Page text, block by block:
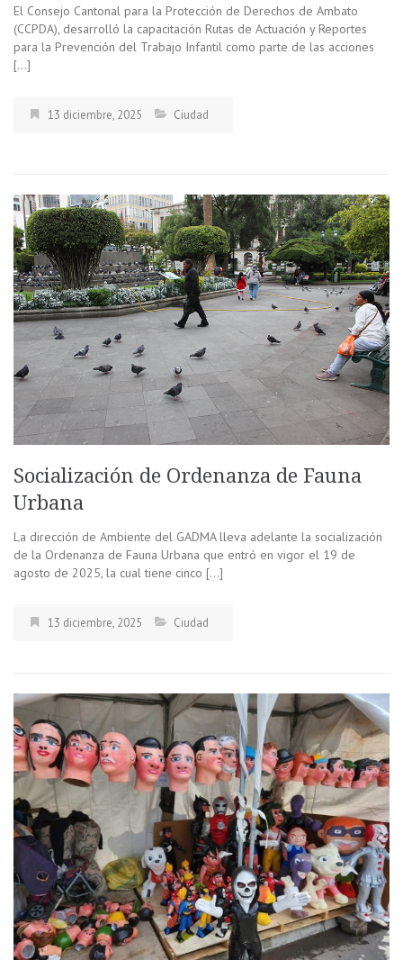
El Consejo Cantonal para la Protección de Derechos de Ambato
(CCPDA), desarrolló la capacitación Rutas de Actuación y Reportes
para la Prevención del Trabajo Infantil como parte de las acciones
[…]
13 diciembre, 2025 Ciudad
Socialización de Ordenanza de Fauna
Urbana
La dirección de Ambiente del GADMA lleva adelante la socialización
de la Ordenanza de Fauna Urbana que entró en vigor el 19 de
agosto de 2025, la cual tiene cinco […]
13 diciembre, 2025 Ciudad